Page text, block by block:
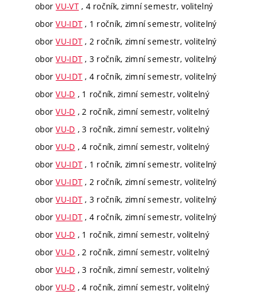
oborVU-VT, 4 ročník, zimní semestr, volitelný
oborVU-IDT , 1 ročník, zimní semestr, volitelný
oborVU-IDT , 2 ročník, zimní semestr, volitelný
oborVU-IDT , 3 ročník, zimní semestr, volitelný
oborVU-IDT , 4 ročník, zimní semestr, volitelný
oborVU-D , 1 ročník, zimní semestr, volitelný
oborVU-D , 2 ročník, zimní semestr, volitelný
oborVU-D , 3 ročník, zimní semestr, volitelný
oborVU-D , 4 ročník, zimní semestr, volitelný
oborVU-IDT , 1 ročník, zimní semestr, volitelný
oborVU-IDT , 2 ročník, zimní semestr, volitelný
oborVU-IDT , 3 ročník, zimní semestr, volitelný
oborVU-IDT , 4 ročník, zimní semestr, volitelný
oborVU-D , 1 ročník, zimní semestr, volitelný
oborVU-D , 2 ročník, zimní semestr, volitelný
oborVU-D , 3 ročník, zimní semestr, volitelný
oborVU-D , 4 ročník, zimní semestr, volitelný